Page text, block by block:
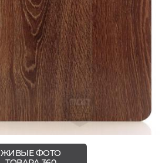
ЖИВЫЕ ФОТО